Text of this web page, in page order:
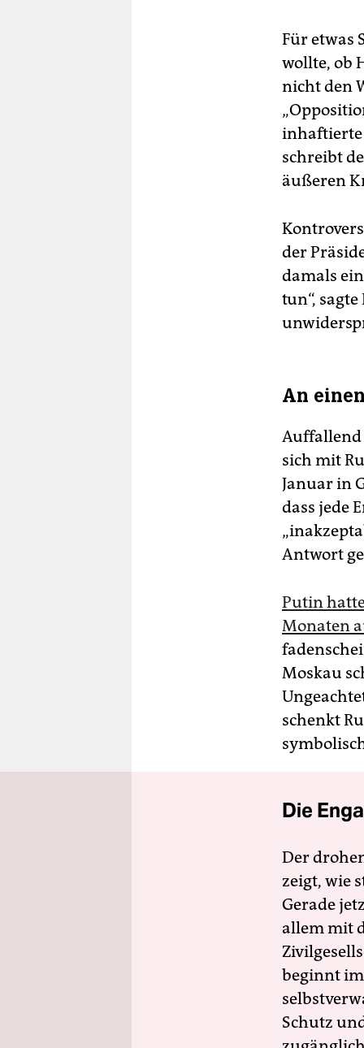
Für etwas
wollte, ob
nicht den
inhaftierte
schreibt
äußeren
der
damals
tun“,
An
Auffallend
sich mit
Januar in
dass jede
Antwort
Putin
Monaten
Moskau
schenkt
Die
Der
zeigt, wie
Gerade
allem mit
beginnt
Schutz